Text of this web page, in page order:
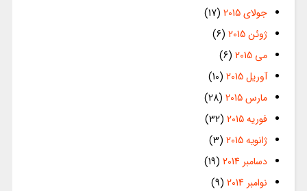
جولای 2015
(17)
ژوئن 2015
(6)
می 2015
(6)
آوریل 2015
(10)
مارس 2015
(28)
فوریه 2015
(32)
ژانویه 2015
(3)
دسامبر 2014
(19)
نوامبر 2014
(9)